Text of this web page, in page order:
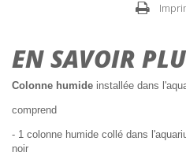
EN SAVOIR
Colonne humide installée dans
comprend
- 1 colonne humide collé dans
noir